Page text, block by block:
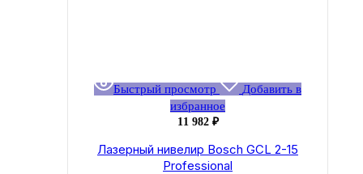
Быстрый просмотр
Добавить в
избранное
11 982 ₽
Лазерный нивелир Bosch GCL 2-15
Professional